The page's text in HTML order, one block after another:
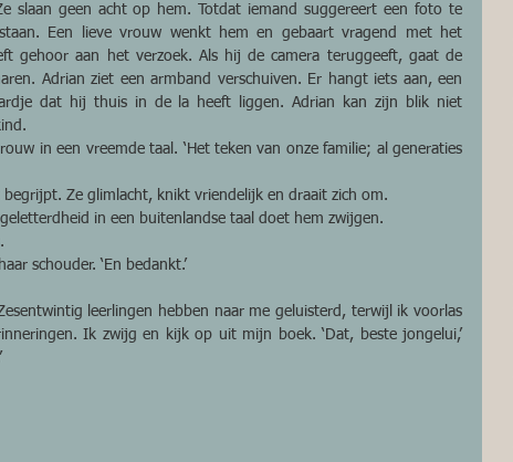
slaan geen acht op hem. Totdat iemand suggereert een foto te
Een lieve vrouw wenkt hem en gebaart vragend met het
gehoor aan het verzoek. Als hij de camera teruggeeft, gaat de
Adrian ziet een armband verschuiven. Er hangt iets aan, een
dat hij thuis in de la heeft liggen. Adrian kan zijn blik niet
in een vreemde taal. ‘Het teken van onze familie; al generaties
Ze glimlacht, knikt vriendelijk en draait zich om.
in een buitenlandse taal doet hem zwijgen.
schouder. ‘En bedankt.’
leerlingen hebben naar me geluisterd, terwijl ik voorlas
Ik zwijg en kijk op uit mijn boek. ‘Dat, beste jongelui,’